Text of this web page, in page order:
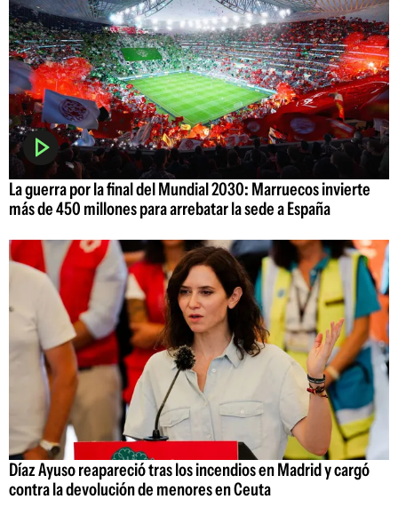
La guerra por la final del Mundial 2030: Marruecos invierte
más de 450 millones para arrebatar la sede a España
Díaz Ayuso reapareció tras los incendios en Madrid y cargó
contra la devolución de menores en Ceuta